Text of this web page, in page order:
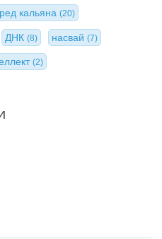
кальяна (20)
ДНК (8) насвай(7)
(2)